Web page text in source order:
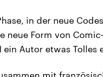
in der neue
neue Form von
ein Autor etwas